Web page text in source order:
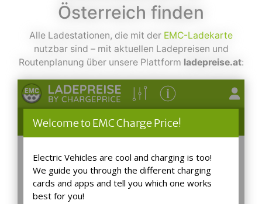
Österreich finden
Alle Ladestationen, die mit der EMC-Ladekarte
nutzbar sind – mit aktuellen Ladepreisen und
Routenplanung über unsere Plattform ladepreise.at: